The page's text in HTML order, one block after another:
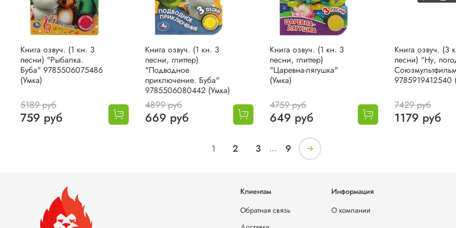
Книга озвуч. (1 кн. 3
песни) "Рыбалка.
Буба" 9785506075486
(Умка)
5189 руб
759 руб
Книга озвуч. (1 кн. 3
песни, глиттер)
"Подводное
приключение. Буба"
9785506080442 (Умка)
4899 руб
669 руб
Книга озвуч. (1 кн. 3
песни, глиттер)
"Царевна-лягушка"
(Умка)
4759 руб
649 руб
Книга озвуч. (3
песни) "Ну,
9785919412540
7429 руб
1179 руб
1 2 3 … 9
Клиентам
Обратная связь
Информация
О компании